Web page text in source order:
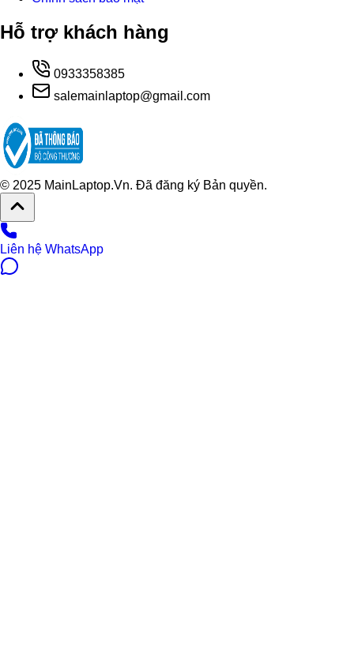
Hỗ trợ khách hàng
0933358385
salemainlaptop@gmail.com
© 2025 MainLaptop.Vn. Đã đăng ký Bản quyền.
Liên hệ WhatsApp